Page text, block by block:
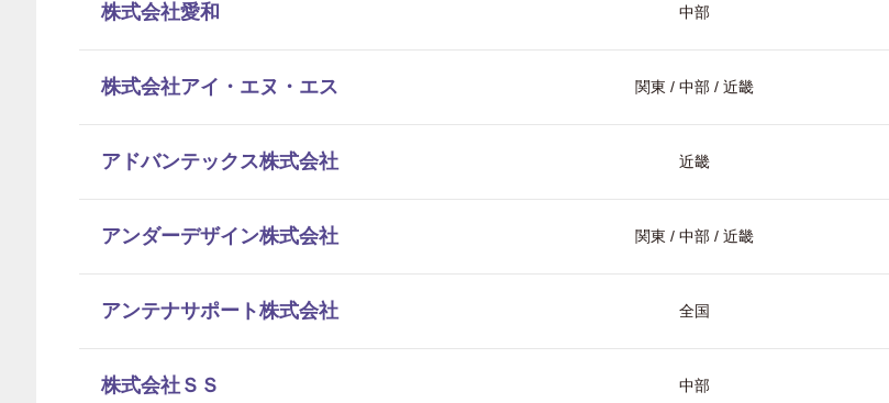
株式会社愛和 中部
株式会社アイ・エヌ・エス 関東 / 中部 / 近畿
アドバンテックス株式会社 近畿
アンダーデザイン株式会社 関東 / 中部 / 近畿
アンテナサポート株式会社 全国
株式会社ＳＳ 中部